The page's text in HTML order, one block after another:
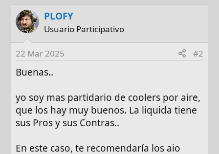
PLOFY
Usuario Participativo
22 Mar 2025 #2
Buenas..
yo soy mas partidario de coolers por aire,
que los hay muy buenos. La liquida tiene
sus Pros y sus Contras..
En este caso, te recomendaría los aio